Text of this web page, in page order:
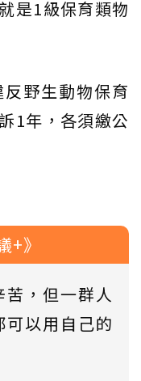
是1級保育類物
野生動物保育
1年，各須繳公
》
苦，但一群人
以用自己的